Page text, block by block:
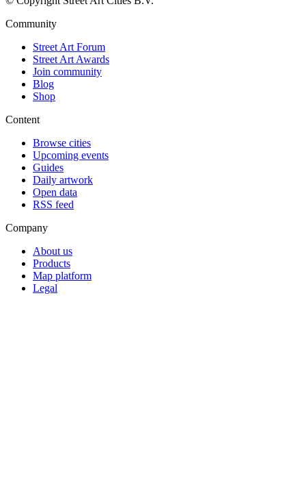
Community
Street Art Forum
Street Art Awards
Join community
Blog
Shop
Content
Browse cities
Upcoming events
Guides
Daily artwork
Open data
RSS feed
Company
About us
Products
Map platform
Legal